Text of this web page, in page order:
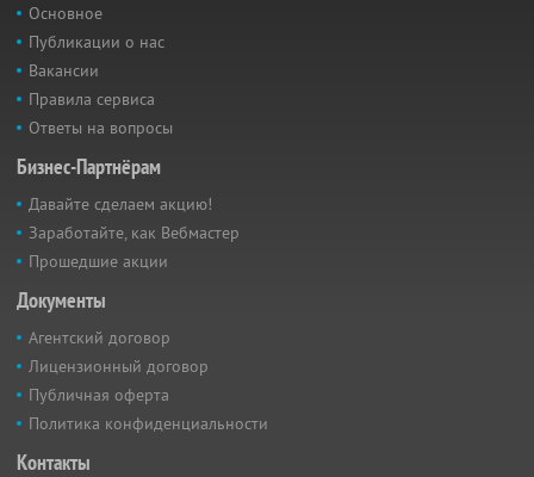
Основное
Публикации о нас
Вакансии
Правила сервиса
Ответы на вопросы
Бизнес-Партнёрам
Давайте сделаем акцию!
Заработайте, как Вебмастер
Прошедшие акции
Документы
Агентский договор
Лицензионный договор
Публичная оферта
Политика конфиденциальности
Контакты